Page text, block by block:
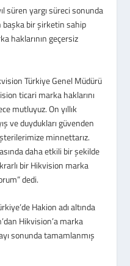
süren yargı süreci sonunda
başka bir şirketin sahip
haklarının geçersiz
Türkiye Genel Müdürü
ticari marka haklarını
mutluyuz. On yıllık
ve duydukları güvenden
minnettarız.
daha etkili bir şekilde
bir Hikvision marka
dedi.
Hakion adı altında
Hikvision’a marka
sonunda tamamlanmış